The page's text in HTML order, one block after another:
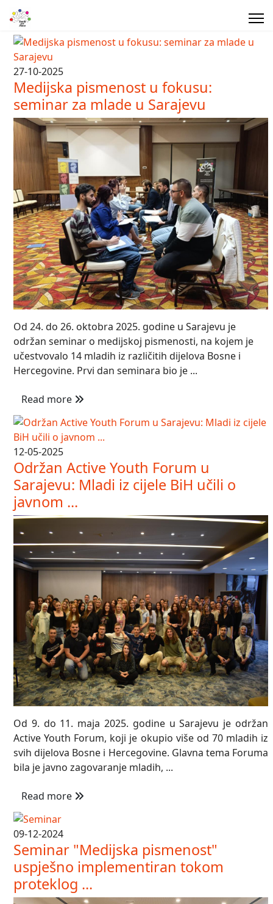
27-10-2025
Medijska pismenost u fokusu:
seminar za mlade u Sarajevu
Od 24. do 26. oktobra 2025. godine u Sarajevu je
održan seminar o medijskoj pismenosti, na kojem je
učestvovalo 14 mladih iz različitih dijelova Bosne i
Hercegovine. Prvi dan seminara bio je ...
Read more
12-05-2025
Održan Active Youth Forum u
Sarajevu: Mladi iz cijele BiH učili o
javnom ...
Od 9. do 11. maja 2025. godine u Sarajevu je održan
Active Youth Forum, koji je okupio više od 70 mladih iz
svih dijelova Bosne i Hercegovine. Glavna tema Foruma
bila je javno zagovaranje mladih, ...
Read more
09-12-2024
Seminar "Medijska pismenost"
uspješno implementiran tokom
proteklog ...